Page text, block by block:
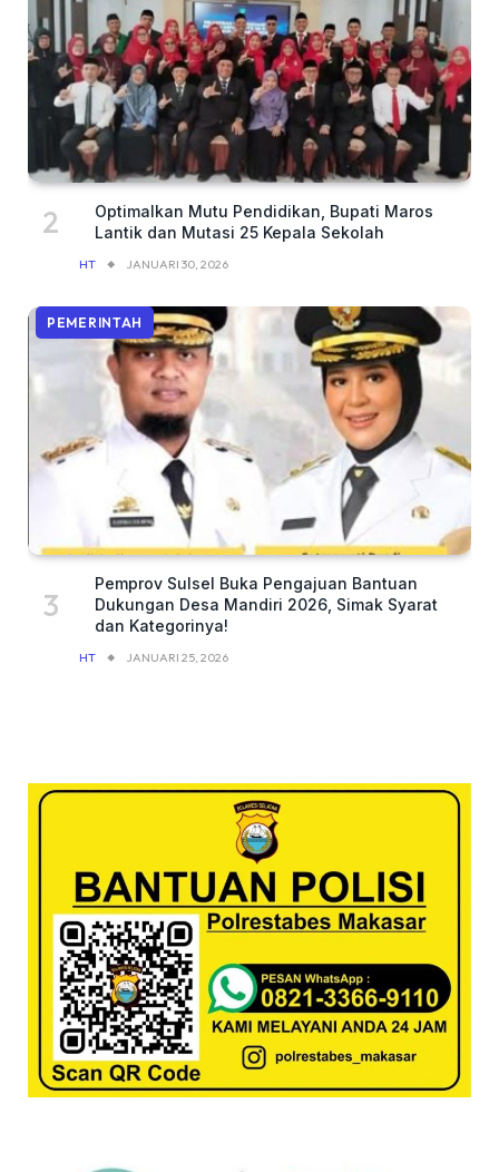
Optimalkan Mutu Pendidikan, Bupati Maros
Lantik dan Mutasi 25 Kepala Sekolah
HT JANUARI 30, 2026
PEMERINTAH
Pemprov Sulsel Buka Pengajuan Bantuan
Dukungan Desa Mandiri 2026, Simak Syarat
dan Kategorinya!
HT JANUARI 25, 2026